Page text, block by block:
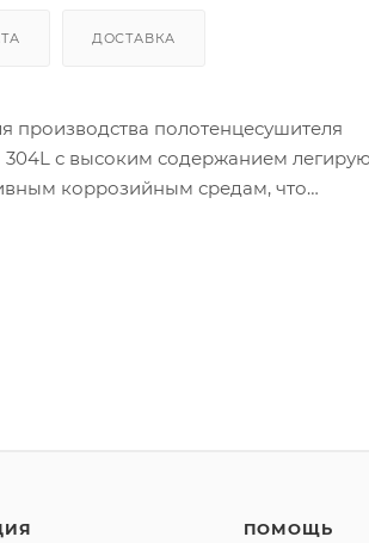
ДОСТАВКА
полотенцесушителя
304L с высоким содержанием
коррозийным средам, что
ПОМОЩЬ